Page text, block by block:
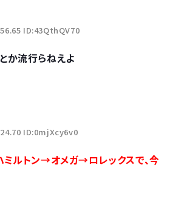
ID:43QthQV70
か流行らねえよ
ID:0mjXcy6v0
ミルトン→オメガ→ロレックスで、今